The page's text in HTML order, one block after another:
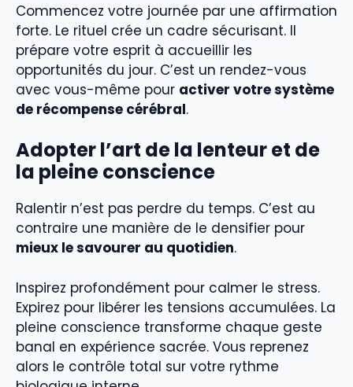
Commencez votre journée par une affirmation
forte. Le rituel crée un cadre sécurisant. Il
prépare votre esprit à accueillir les
opportunités du jour. C’est un rendez-vous
avec vous-même pour activer votre système
de récompense cérébral.
Adopter l’art de la lenteur et de
la pleine conscience
Ralentir n’est pas perdre du temps. C’est au
contraire une manière de le densifier pour
mieux le savourer au quotidien.
Inspirez profondément pour calmer le stress.
Expirez pour libérer les tensions accumulées. La
pleine conscience transforme chaque geste
banal en expérience sacrée. Vous reprenez
alors le contrôle total sur votre rythme